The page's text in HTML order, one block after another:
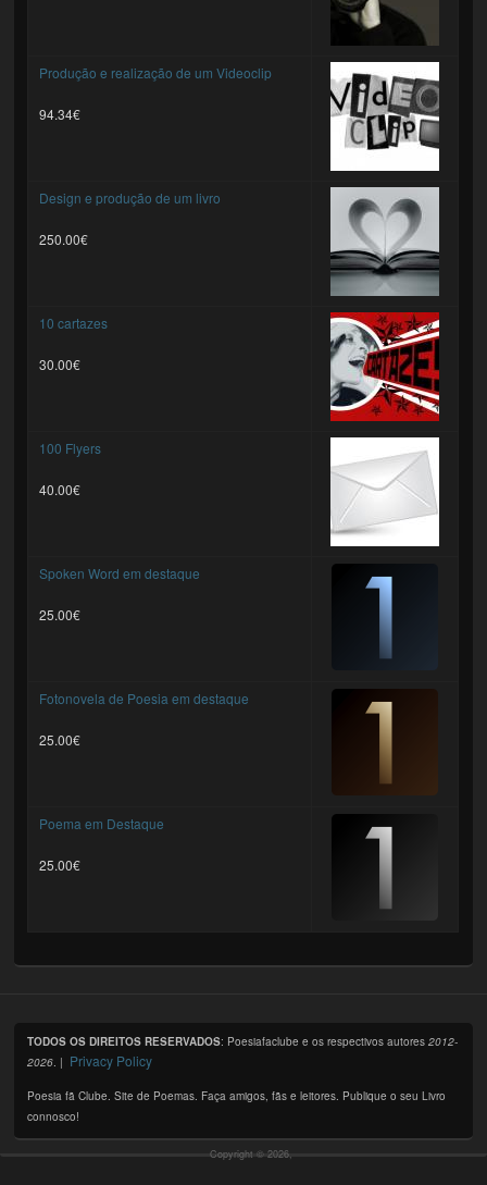
Produção e realização de um Videoclip
94.34€
Design e produção de um livro
250.00€
10 cartazes
30.00€
100 Flyers
40.00€
Spoken Word em destaque
25.00€
Fotonovela de Poesia em destaque
25.00€
Poema em Destaque
25.00€
TODOS OS DIREITOS RESERVADOS: Poesiafaclube e os respectivos autores2012-
2026. | Privacy Policy
Poesia fã Clube. Site de Poemas. Faça amigos, fãs e leitores. Publique o seu Livro
connosco!
Copyright © 2026,